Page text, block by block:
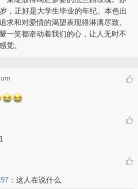
，正好是大学生毕业的年纪。本色出
求和对爱情的渴望表现得淋漓尽致。
一笑都牵动着我们的心，让人无时不
觉。
： 这人在说什么